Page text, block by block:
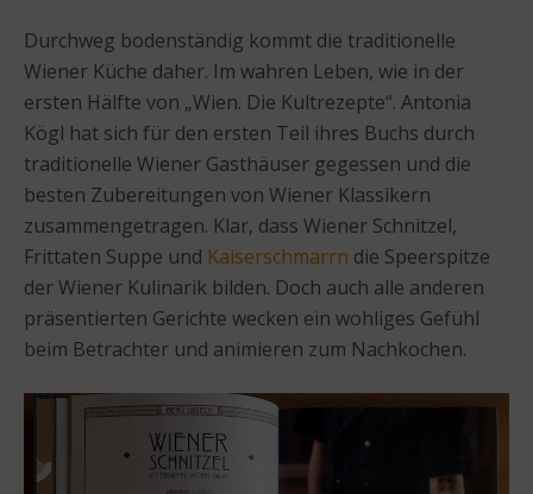
Durchweg bodenständig kommt die traditionelle
Wiener Küche daher. Im wahren Leben, wie in der
ersten Hälfte von „Wien. Die Kultrezepte“. Antonia
Kögl hat sich für den ersten Teil ihres Buchs durch
traditionelle Wiener Gasthäuser gegessen und die
besten Zubereitungen von Wiener Klassikern
zusammengetragen. Klar, dass Wiener Schnitzel,
Frittaten Suppe und Kaiserschmarrn die Speerspitze
der Wiener Kulinarik bilden. Doch auch alle anderen
präsentierten Gerichte wecken ein wohliges Gefühl
beim Betrachter und animieren zum Nachkochen.